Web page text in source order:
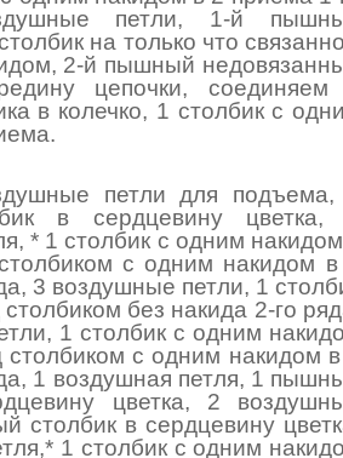
петли, 1-й
на только что
2-й пышный
цепочки,
в колечко, 1 столбик с
петли для
в сердцевину цветка,
* 1 столбик с одним
с одним накидом
3 воздушные петли, 1
без накида 2-го
1 столбик с одним
с одним накидом
1 воздушная петля, 1
цветка, 2
столбик в сердцевину
1 столбик с одним